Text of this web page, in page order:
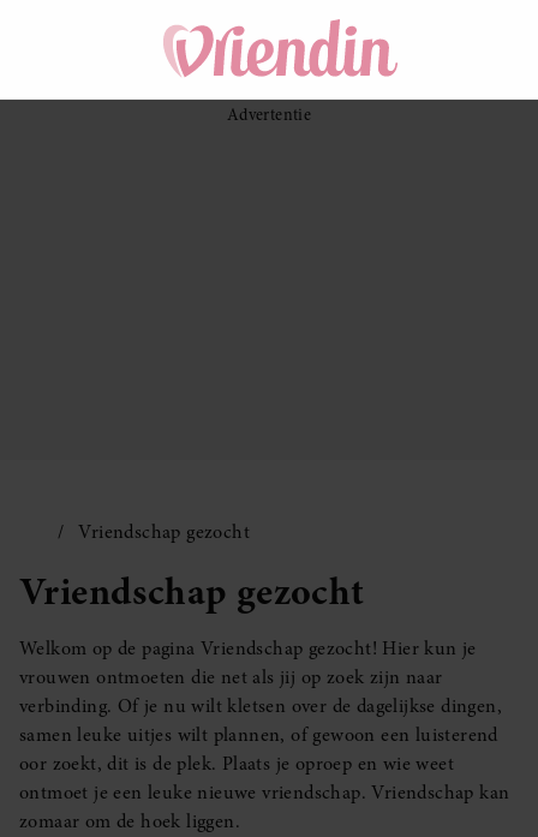
Vriendschap gezocht
Vriendschap gezocht
Welkom op de pagina Vriendschap gezocht! Hier kun je
vrouwen ontmoeten die net als jij op zoek zijn naar
verbinding. Of je nu wilt kletsen over de dagelijkse dingen,
samen leuke uitjes wilt plannen, of gewoon een luisterend
oor zoekt, dit is de plek. Plaats je oproep en wie weet
ontmoet je een leuke nieuwe vriendschap. Vriendschap kan
zomaar om de hoek liggen.